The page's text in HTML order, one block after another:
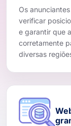
Os
verificar
e garantir que
corretamente
diversas